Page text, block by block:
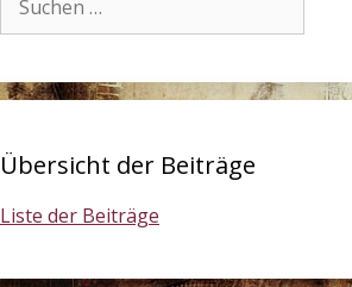
nach:
Übersicht der Beiträge
Liste der Beiträge